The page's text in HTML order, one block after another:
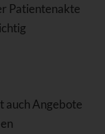
Patientenakte
auch Angebote